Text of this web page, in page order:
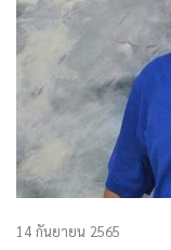
14 กันยายน 2565